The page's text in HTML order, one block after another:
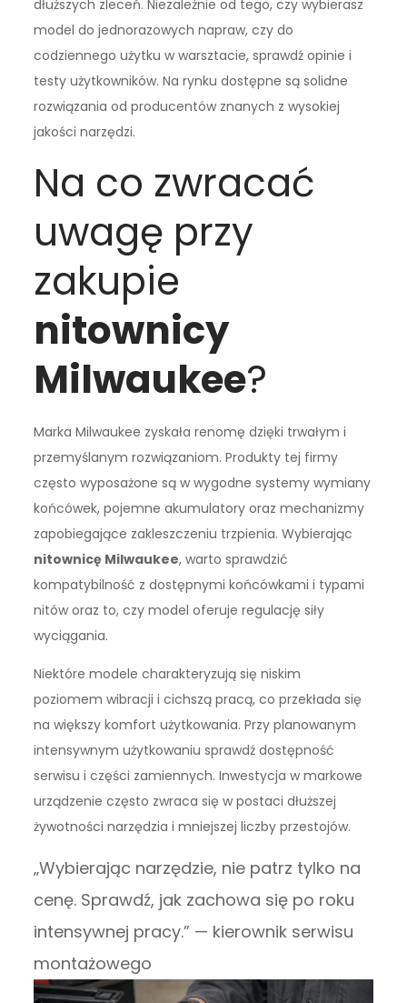
dłuższych zleceń. Niezależnie od tego, czy wybierasz
model do jednorazowych napraw, czy do
codziennego użytku w warsztacie, sprawdź opinie i
testy użytkowników. Na rynku dostępne są solidne
rozwiązania od producentów znanych z wysokiej
jakości narzędzi.
Na co zwracać
uwagę przy
zakupie
nitownicy
Milwaukee?
Marka Milwaukee zyskała renomę dzięki trwałym i
przemyślanym rozwiązaniom. Produkty tej firmy
często wyposażone są w wygodne systemy wymiany
końcówek, pojemne akumulatory oraz mechanizmy
zapobiegające zakleszczeniu trzpienia. Wybierając
nitownicę Milwaukee, warto sprawdzić
kompatybilność z dostępnymi końcówkami i typami
nitów oraz to, czy model oferuje regulację siły
wyciągania.
Niektóre modele charakteryzują się niskim
poziomem wibracji i cichszą pracą, co przekłada się
na większy komfort użytkowania. Przy planowanym
intensywnym użytkowaniu sprawdź dostępność
serwisu i części zamiennych. Inwestycja w markowe
urządzenie często zwraca się w postaci dłuższej
żywotności narzędzia i mniejszej liczby przestojów.
„Wybierając narzędzie, nie patrz tylko na
cenę. Sprawdź, jak zachowa się po roku
intensywnej pracy.” — kierownik serwisu
montażowego